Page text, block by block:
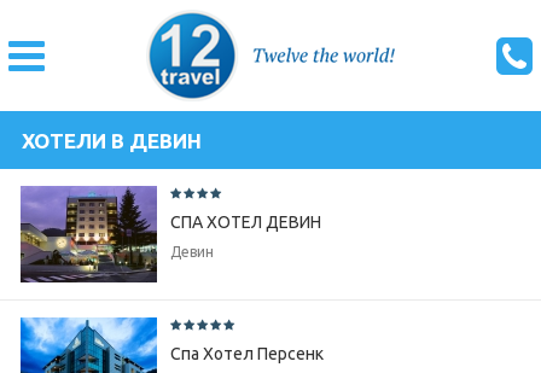
ХОТЕЛИ В ДЕВИН
СПА ХОТЕЛ ДЕВИН
Девин
Спа Хотел Персенк